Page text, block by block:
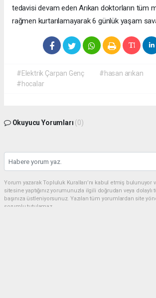
tedavisi devam eden Arıkan doktorların tüm
rağmen kurtarılamayarak 6 günlük yaşam
#Elektrik Çarpan Genç #hasan arıkan
#hocalar
Okuyucu Yorumları (0)
Yorum yazarak Topluluk Kuralları’nı kabul etmiş bulunuyor
sitesine yaptığınız yorumunuzla ilgili doğrudan veya
başınıza üstleniyorsunuz. Yazılan tüm yorumlardan site
sorumlu tutulamaz.